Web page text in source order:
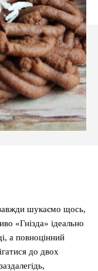
шукаємо щось,
«Гнізда» ідеально
а повноцінний
до двох